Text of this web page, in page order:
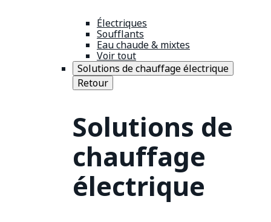
Électriques
Soufflants
Eau chaude & mixtes
Voir tout
Solutions de chauffage électrique
Retour
Solutions de
chauffage
électrique